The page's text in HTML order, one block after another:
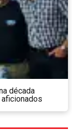
década